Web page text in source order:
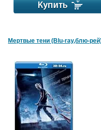
Мертвые тени (Blu-ray,блю-